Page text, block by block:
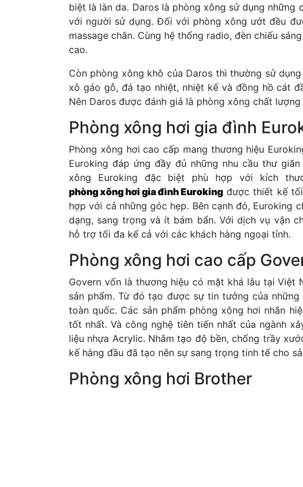
biệt là làn da. Daros là phòng xông sử dụng những
với người sử dụng. Đối với phòng xông ướt đều
massage chân. Cùng hệ thống radio, đèn chiếu
cao.
Còn phòng xông khô của Daros thì thường sử
xô gáo gỗ, đá tạo nhiệt, nhiệt kế và đồng hồ cát
Nên Daros được đánh giá là phòng xông chất lượng
Phòng xông hơi gia đình
Phòng xông hơi cao cấp mang thương hiệu
Euroking đáp ứng đầy đủ những nhu cầu thư
xông Euroking đặc biệt phù hợp với kích
phòng xông hơi gia đình Euroking được thiết kế
hợp với cả những góc hẹp. Bên cạnh đó, Euroking
dạng, sang trọng và ít bám bẩn. Với dịch vụ vận
hỗ trợ tối đa kể cả với các khách hàng ngoại tỉnh.
Phòng xông hơi cao cấp
Govern vốn là thương hiệu có mặt khá lâu tại Việt
sản phẩm. Từ đó tạo được sự tin tưởng của
toàn quốc. Các sản phẩm phòng xông hơi nhãn
tốt nhất. Và công nghệ tiên tiến nhất của ngành
liệu nhựa Acrylic. Nhằm tạo độ bền, chống trầy
kế hàng đầu đã tạo nên sự sang trọng tinh tế cho
Phòng xông hơi Brother